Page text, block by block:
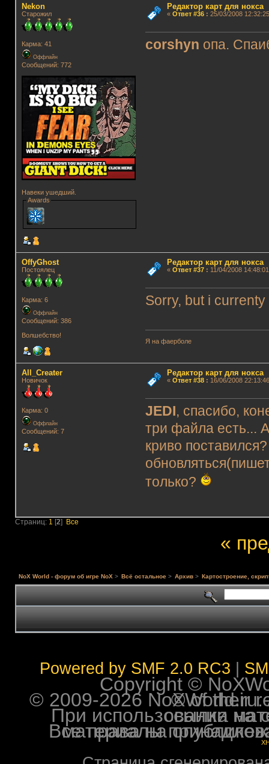
Nekon
Старожил
Карма: 41
Оффлайн
Сообщений: 772
Навеки ушедший.
Awards
Редактор карт для нокса
« Ответ #36: 25/03/2008
corshyn опа.
OffyGhost
Постоялец
Карма: 6
Оффлайн
Сообщений: 386
Волшебство!
Редактор карт для нокса
« Ответ #37: 11/04/2008
Sorry, but i
Я на фаерболе
All_Creater
Новичок
Карма: 0
Оффлайн
Сообщений: 7
Редактор карт для нокса
« Ответ #38: 16/06/2008
JEDI, спасибо,
три файла есть...
криво
только?
Страниц: 1 [2] Все
«
NoX World - форум об игре NoX> Всё остальное > Архив > Картостроение,
Powered by SMF 2.0 RC3
Copyright ©
© 2009-2026 NoXWorld.ru. All
При использовании
Все права на опубликованные на форуме